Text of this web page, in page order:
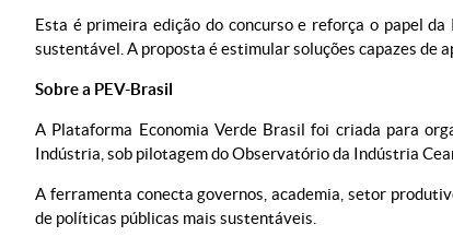
Esta é primeira edição do concurso e reforça o papel
sustentável. A proposta é estimular soluções capazes de
Sobre a PEV-Brasil
A Plataforma Economia Verde Brasil foi criada para
Indústria, sob pilotagem do Observatório da Indústria
A ferramenta conecta governos, academia, setor
de políticas públicas mais sustentáveis.